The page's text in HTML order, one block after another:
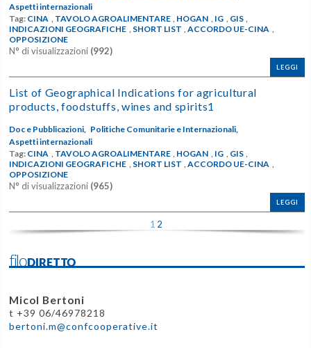
Aspetti internazionali
Tag: CINA TAVOLO AGROALIMENTARE HOGAN IG GIS
INDICAZIONI GEOGRAFICHE
SHORT LIST ,ACCORDO UE-CINA
OPPOSIZIONE
N° di visualizzazioni (992)
LEGGI
List of Geographical Indications for agricultural
products, foodstuffs, wines and spirits1
Doc e Pubblicazioni,
Politiche Comunitarie e Internazionali,
Aspetti internazionali
Tag: CINA TAVOLO AGROALIMENTARE HOGAN IG GIS
INDICAZIONI GEOGRAFICHE
SHORT LIST ,ACCORDO UE-CINA
OPPOSIZIONE
N° di visualizzazioni (965)
LEGGI
1 2
filoDIRETTO
Micol Bertoni
t +39 06/46978218
bertoni.m@confcooperative.it